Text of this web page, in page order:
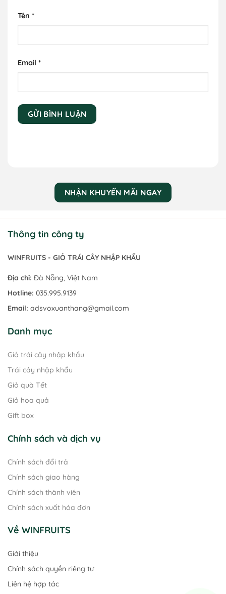
Tên *
Email *
NHẬN KHUYẾN MÃI NGAY
GIỎ TRÁI CÂY NHẬP KHẨU
Thông tin công ty
WINFRUITS - GIỎ TRÁI CÂY NHẬP KHẨU
Địa chỉ: Đà Nẵng, Việt Nam
Hotline: 035.995.9139
Email: adsvoxuanthang@gmail.com
Danh mục
Giỏ trái cây nhập khẩu
Trái cây nhập khẩu
Giỏ quà Tết
Giỏ hoa quả
Gift box
Chính sách và dịch vụ
Chính sách đổi trả
Chính sách giao hàng
Chính sách thành viên
Chính sách xuất hóa đơn
Về WINFRUITS
Giới thiệu
Chính sách quyền riêng tư
Liên hệ hợp tác